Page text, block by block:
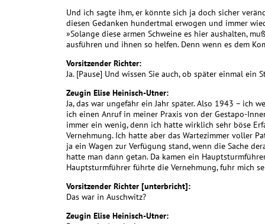
Und ich sagte ihm, er könnte sich ja doch sicher
diesen Gedanken hundertmal erwogen und immer
»Solange diese armen Schweine es hier aushalten,
ausführen und ihnen so helfen. Denn wenn es dem
Vorsitzender Richter:
Ja. [Pause] Und wissen Sie auch, ob später einmal
Zeugin Elise Heinisch-Utner:
Ja, das war ungefähr ein Jahr später. Also 1943 – ich
ich einen Anruf in meiner Praxis von der Gestapo-
immer ein wenig, denn ich hatte wirklich sehr böse
Vernehmung. Ich hatte aber das Wartezimmer voller
ja ein Wagen zur Verfügung stand, wenn die Sache
hatte man dann getan. Da kamen ein
Hauptsturmführer führte die Vernehmung, fuhr mich
Vorsitzender Richter [unterbricht]:
Das war in Auschwitz?
Zeugin Elise Heinisch-Utner: